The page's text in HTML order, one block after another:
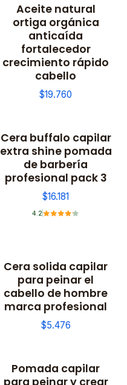
Aceite natural
ortiga orgánica
anticaída
fortalecedor
crecimiento rápido
cabello
$19.760
Cera buffalo capilar
extra shine pomada
de barbería
profesional pack 3
$16.181
4.2
Cera solida capilar
para peinar el
cabello de hombre
marca profesional
$5.476
No disponible
Pomada capilar
para peinar y crear